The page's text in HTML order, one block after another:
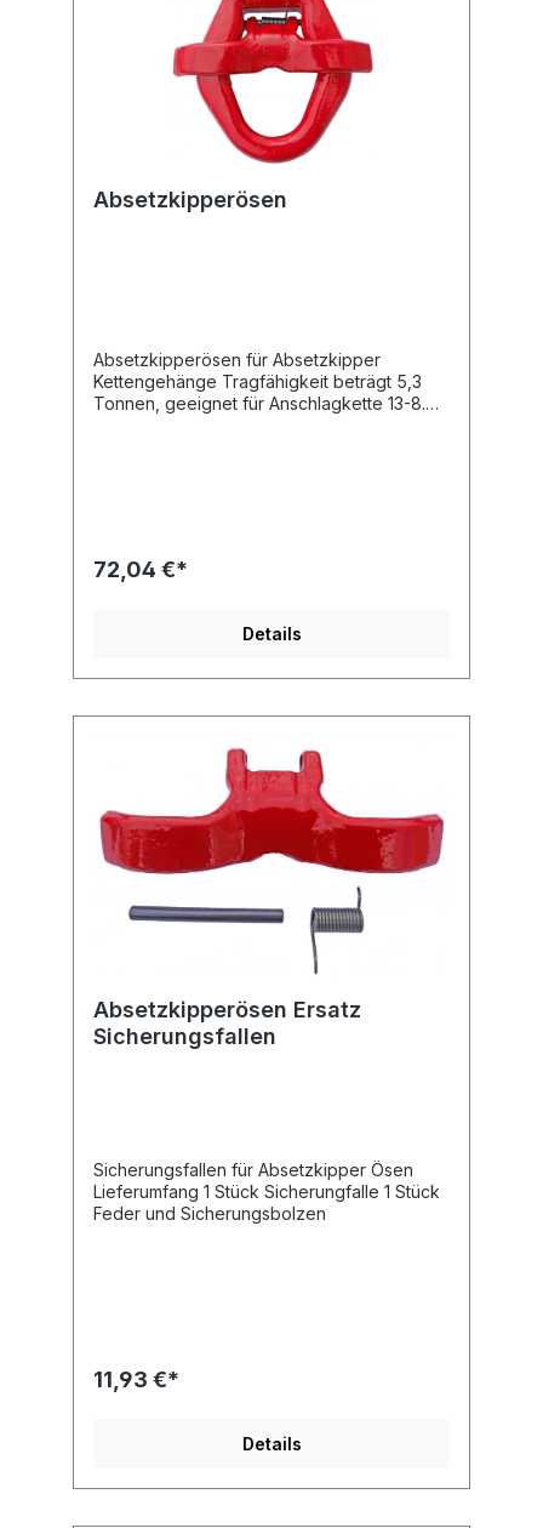
Absetzkipperösen
Absetzkipperösen für Absetzkipper
Kettengehänge Tragfähigkeit beträgt 5,3
Tonnen, geeignet für Anschlagkette 13-8.
72,04 €*
Details
Absetzkipperösen Ersatz
Sicherungsfallen
Sicherungsfallen für Absetzkipper Ösen
Lieferumfang 1 Stück Sicherungfalle 1 Stück
Feder und Sicherungsbolzen
11,93 €*
Details